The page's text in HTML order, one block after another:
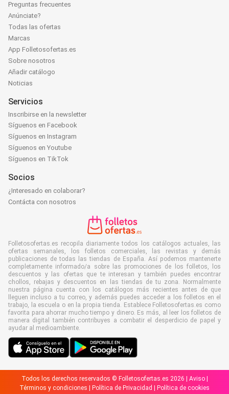
Preguntas frecuentes
Anúnciate?
Todas las ofertas
Marcas
App Folletosofertas.es
Sobre nosotros
Añadir catálogo
Noticias
Servicios
Inscribirse en la newsletter
Síguenos en Facebook
Síguenos en Instagram
Síguenos en Youtube
Síguenos en TikTok
Socios
¿Interesado en colaborar?
Contácta con nosotros
Folletosofertas.es recopila diariamente todos los catálogos actuales, las
ofertas semanales, los folletos comerciales, las revistas y demás
publicaciones de todas las tiendas de España. Así podemos mantenerte
completamente informado/a sobre las promociones de los folletos, los
descuentos y las ofertas que te interesan y también puedes encontrar
chollos, rebajas y descuentos en las tiendas de tu zona. Normalmente
nuestra página cuenta con los catálogos más recientes antes de que
lleguen incluso a tu correo, y además puedes acceder a los folletos en el
trabajo, la escuela o en la propia tienda. Establece Folletosofertas.es como
favorita para ahorrar mucho tiempo y dinero. Es más, al leer los folletos de
manera digital también contribuyes a combatir el desperdicio de papel y
ayudar al medioambiente.
Todos los derechos reservados © Folletosofertas.es 2026 | Aviso|
Términos y condiciones
Política de Privacidad Política de cookies